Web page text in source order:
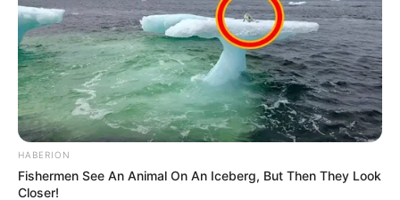
HABERION
Fishermen See An Animal On An Iceberg, But Then They Look
Closer!